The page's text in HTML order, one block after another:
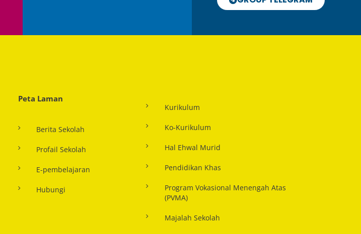
Peta Laman
Berita Sekolah
Profail Sekolah
E-pembelajaran
Hubungi
Kurikulum
Ko-Kurikulum
Hal Ehwal Murid
Pendidikan Khas
Program Vokasional Menengah Atas
(PVMA)
Majalah Sekolah